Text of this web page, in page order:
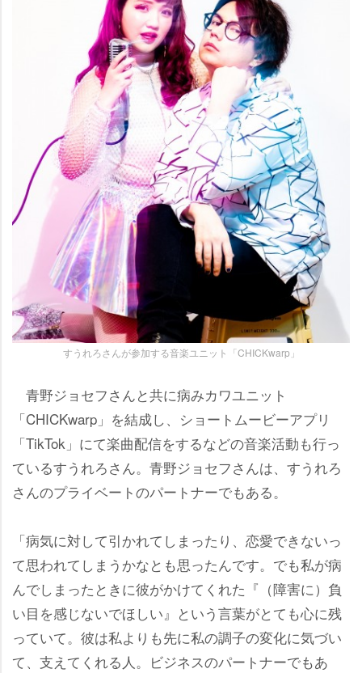
すうれろさんが参加する音楽ユニット「CHICKwarp」
青野ジョセフさんと共に病みカワユニット
「CHICKwarp」を結成し、ショートムービーアプリ
「TikTok」にて楽曲配信をするなどの音楽活動も行っ
ているすうれろさん。青野ジョセフさんは、すうれろ
さんのプライベートのパートナーでもある。
「病気に対して引かれてしまったり、恋愛できないっ
て思われてしまうかなとも思ったんです。でも私が病
んでしまったときに彼がかけてくれた『（障害に）負
い目を感じないでほしい』という言葉がとても心に残
っていて。彼は私よりも先に私の調子の変化に気づい
て、支えてくれる人。ビジネスのパートナーでもあ